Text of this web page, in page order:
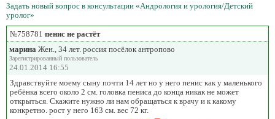
Задать новый вопрос в консультации «Андрология и урология/Детский
уролог»
№758781 пенис не растёт
марина Жен., 34 лет. россия посёлок антропово
Зарегистрированный пользователь
24.01.2014 16:55
Здравствуйте моему сыну почти 14 лет но у него пенис как у маленького
ребёнка всего около 2 см. головка пениса до конца никак не может
открыться. Скажите нужно ли нам обращаться к врачу и к какому
конкретно. рост у него 163 см. вес 72 кг.